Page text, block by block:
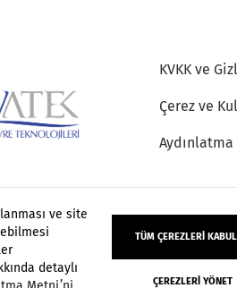
KVKK ve
Çerez ve
- 2026 Vatek Çevre. Her hakkı
ve site
detaylı
TÜM ÇEREZLERI
ÇEREZLERI YÖNET